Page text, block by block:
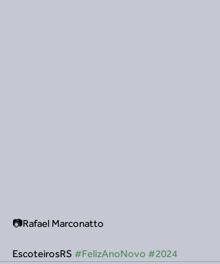
📷Rafael Marconatto
EscoteirosRS #FelizAnoNovo #2024